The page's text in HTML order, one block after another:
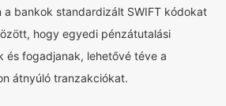
a bankok standardizált SWIFT kódokat
hogy egyedi pénzátutalási
és fogadjanak, lehetővé téve a
átnyúló tranzakciókat.